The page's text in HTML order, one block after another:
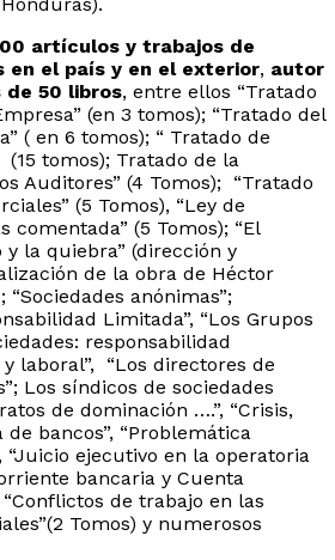
artículos y trabajos de
en el país y en el exterior, autor
50 libros, entre ellos “Tratado
(en 3 tomos); “Tratado del
( en 6 tomos); “ Tratado de
(15 tomos); Tratado de la
Auditores” (4 Tomos); “Tratado
(5 Tomos), “Ley de
comentada” (5 Tomos); “El
la quiebra” (dirección y
de la obra de Héctor
anónimas”;
Limitada”, “Los Grupos
responsabilidad
laboral”, “Los directores de
Los síndicos de sociedades
de dominación ….”, “Crisis,
bancos”, “Problemática
“Juicio ejecutivo en la operatoria
bancaria y Cuenta
de trabajo en las
Tomos) y numerosos